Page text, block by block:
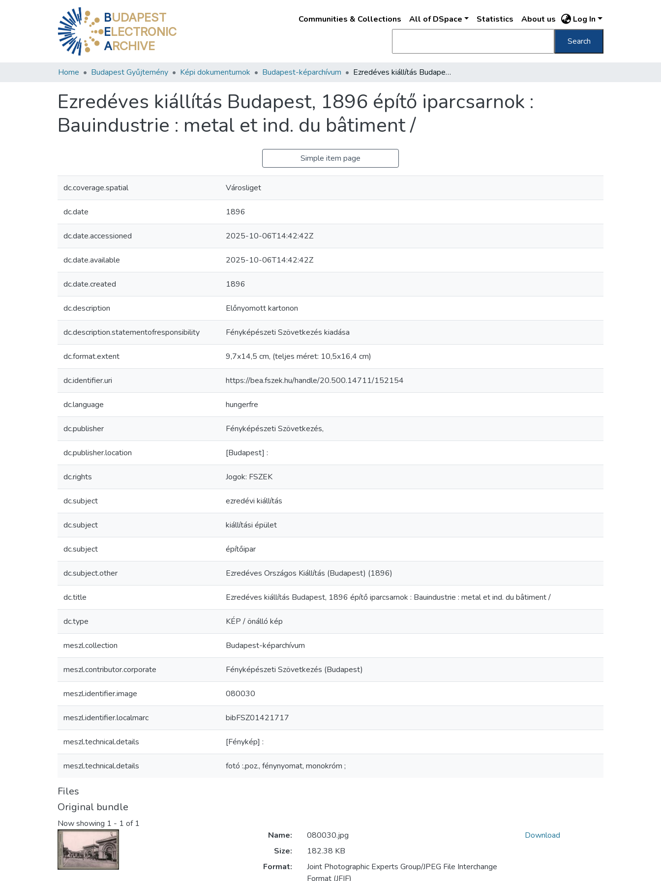
BUDAPEST
ELECTRONIC
ARCHIVE
Communities & Collections All of DSpace Statistics About us Log In
Search
Home Budapest Gyűjtemény Képi dokumentumok Budapest-képarchívum Ezredéves kiállítás Budapest, 1896 építő iparcsarnok : Bauindustrie : metal et ind. du bâtiment /
Ezredéves kiállítás Budapest, 1896 építő iparcsarnok :
Bauindustrie : metal et ind. du bâtiment /
Simple item page
dc.coverage.spatial Városliget
dc.date 1896
dc.date.accessioned 2025-10-06T14:42:42Z
dc.date.available 2025-10-06T14:42:42Z
dc.date.created 1896
dc.description Előnyomott kartonon
dc.description.statementofresponsibility Fényképészeti Szövetkezés kiadása
dc.format.extent 9,7x14,5 cm, (teljes méret: 10,5x16,4 cm)
dc.identifier.uri https://bea.fszek.hu/handle/20.500.14711/152154
dc.language hungerfre
dc.publisher Fényképészeti Szövetkezés,
dc.publisher.location [Budapest] :
dc.rights Jogok: FSZEK
dc.subject ezredévi kiállítás
dc.subject kiállítási épület
dc.subject építőipar
dc.subject.other Ezredéves Országos Kiállítás (Budapest) (1896)
dc.title Ezredéves kiállítás Budapest, 1896 építő iparcsarnok : Bauindustrie : metal et ind. du bâtiment /
dc.type KÉP / önálló kép
meszl.collection Budapest-képarchívum
meszl.contributor.corporate Fényképészeti Szövetkezés (Budapest)
meszl.identifier.image 080030
meszl.identifier.localmarc bibFSZ01421717
meszl.technical.details [Fénykép] :
meszl.technical.details fotó :,poz., fénynyomat, monokróm ;
Files
Original bundle
Now showing 1 - 1 of 1
Name:
080030.jpg
Size:
182.38 KB
Format:
Joint Photographic Experts Group/JPEG File Interchange
Format (JFIF)
Download